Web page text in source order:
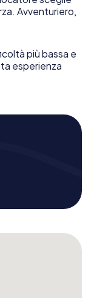
Avventuriero,
più bassa e
esperienza